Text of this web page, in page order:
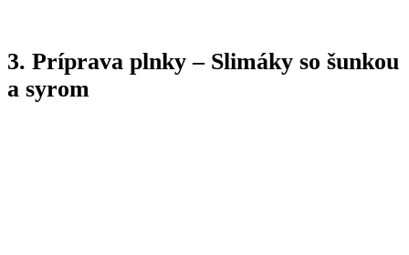
3. Príprava plnky – Slimáky so šunkou
a syrom